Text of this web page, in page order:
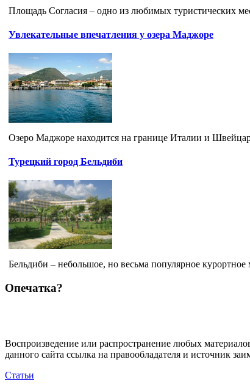
Площадь Согласия – одно из любимых туристических
Увлекательные впечатления у озера Маджоре
Озеро Маджоре находится на границе Италии и
Турецкий город Бельдиби
Бельдиби – небольшое, но весьма популярное
Опечатка?
Воспроизведение или распространение любых
данного сайта ссылка на правообладателя и источник
Статьи